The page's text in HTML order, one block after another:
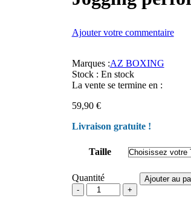
Ajouter votre commentaire
Marques :AZ BOXING
Stock : En stock
La vente se termine en :
59,90 €
Livraison gratuite !
Taille
Quantité
quantité
de
Ajouter au